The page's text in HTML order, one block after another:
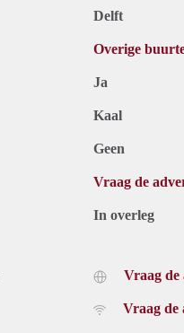
Delft
Overige
Ja
Kaal
Geen
Vraag de
In overleg
Vraag de
Vraag de